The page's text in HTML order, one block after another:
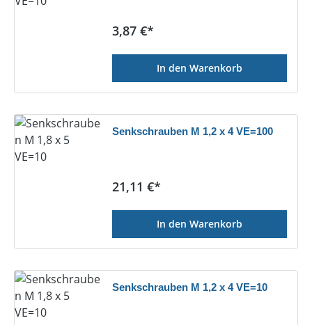
Regulärer Preis:
3,87 €*
In den Warenkorb
Senkschrauben M 1,2 x 4 VE=100
Regulärer Preis:
21,11 €*
In den Warenkorb
Senkschrauben M 1,2 x 4 VE=10